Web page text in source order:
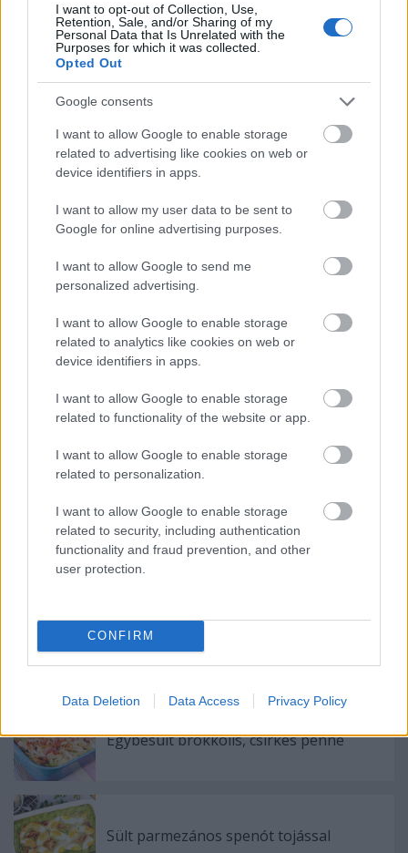
I want to opt-out of Collection, Use,
Retention, Sale, and/or Sharing of my
Personal Data that Is Unrelated with the
Purposes for which it was collected.
Opted Out
Google consents
I want to allow Google to enable storage
related to advertising like cookies on web or
device identifiers in apps.
I want to allow my user data to be sent to
Google for online advertising purposes.
I want to allow Google to send me
personalized advertising.
I want to allow Google to enable storage
related to analytics like cookies on web or
device identifiers in apps.
I want to allow Google to enable storage
related to functionality of the website or app.
I want to allow Google to enable storage
related to personalization.
I want to allow Google to enable storage
related to security, including authentication
functionality and fraud prevention, and other
user protection.
CONFIRM
Data Deletion Data Access Privacy Policy
bacon-ből, akkor ezt is rétegezzük a hús és sajt közé.
Előmelegített sütőben 175 fokon körülbelül egy órán
át süssük. Hagyjuk kicsit hűlni, fordítsuk ki a
sütőformából, majd szeletelhetjük, mint egy tortát. A
savanykás almás tészta kitűnő köret a sajtos hús
mellé.
Jó étvágyat!
Desszertnek ajánlok a főétel mellé egyszilvás,
fahéjas clafoutist.
- KockacZukor -
Címkék:alma sonka csirkemell
Ajánlott bejegyzések:
Tavaszi gasztro-art: citromszuflé
Klement-módra
Félelmetes falatok: hódíts hétvégén
Hitchcock-pitével!
Egybesült brokkolis, csirkés penne
Sült parmezános spenót tojással